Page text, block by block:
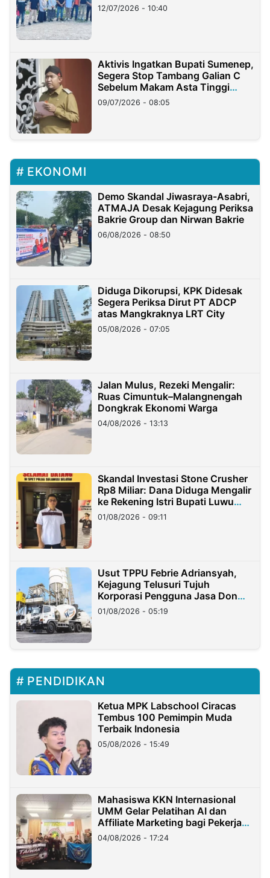
12/07/2026 - 10:40
Aktivis Ingatkan Bupati Sumenep,
Segera Stop Tambang Galian C
Sebelum Makam Asta Tinggi
Longsor
09/07/2026 - 08:05
EKONOMI
Demo Skandal Jiwasraya-Asabri,
ATMAJA Desak Kejagung Periksa
Bakrie Group dan Nirwan Bakrie
06/08/2026 - 08:50
Diduga Dikorupsi, KPK Didesak
Segera Periksa Dirut PT ADCP
atas Mangkraknya LRT City
05/08/2026 - 07:05
Jalan Mulus, Rezeki Mengalir:
Ruas Cimuntuk–Malangnengah
Dongkrak Ekonomi Warga
04/08/2026 - 13:13
Skandal Investasi Stone Crusher
Rp8 Miliar: Dana Diduga Mengalir
ke Rekening Istri Bupati Luwu
Timur
01/08/2026 - 09:11
Usut TPPU Febrie Adriansyah,
Kejagung Telusuri Tujuh
Korporasi Pengguna Jasa Don
Ritto
01/08/2026 - 05:19
PENDIDIKAN
Ketua MPK Labschool Ciracas
Tembus 100 Pemimpin Muda
Terbaik Indonesia
05/08/2026 - 15:49
Mahasiswa KKN Internasional
UMM Gelar Pelatihan AI dan
Affiliate Marketing bagi Pekerja
Migran Indonesia di Taiwan
04/08/2026 - 17:24